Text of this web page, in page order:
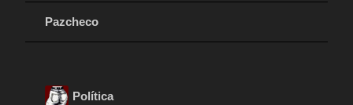
Pazcheco
Política